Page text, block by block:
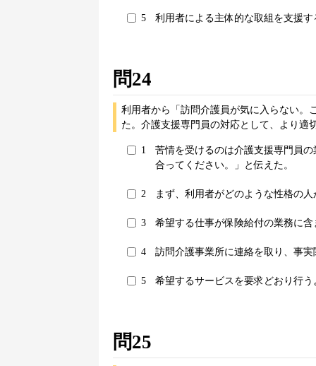
5 利用者による主体的な取組を支援す
問24
利用者から「訪問介護員が気に入らない。
た。介護支援専門員の対応として、より適
1
苦情を受けるのは介護支援専門員
合ってください。」と伝えた。
2 まず、利用者がどのような性格の
3 希望する仕事が保険給付の業務に
4 訪問介護事業所に連絡を取り、事
5 希望するサービスを要求どおり行
問25